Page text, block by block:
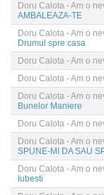
Doru Calota - Am o
AMBALEAZA-TE
Doru Calota - Am o
Drumul spre casa
Doru Calota - Am o
Doru Calota - Am o
Doru Calota - Am o
Bunelor Maniere
Doru Calota - Am o
Doru Calota - Am o
SPUNE-MI DA SAU
Doru Calota - Am o
Iubesti